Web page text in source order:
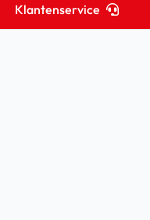
Klantenservice